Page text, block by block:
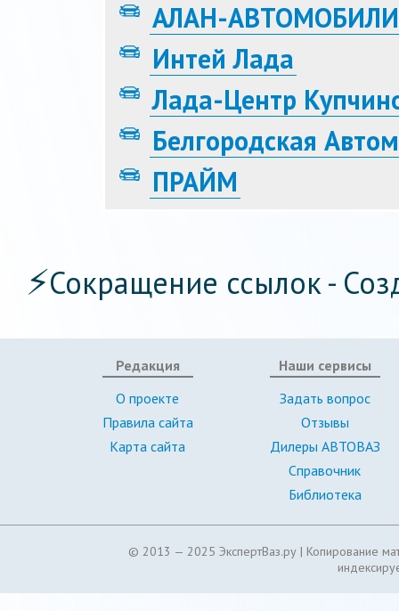
АЛАН-АВТОМОБИЛИ
Интей Лада
Лада-Центр
Белгородская
ПРАЙМ
⚡Сокращение ссылок -
Редакция
О проекте
Правила сайта
Карта сайта
Наши сервисы
Задать вопрос
Отзывы
Дилеры АВТОВАЗ
Справочник
Библиотека
© 2013 — 2025 ЭкспертВаз.ру | Копирование